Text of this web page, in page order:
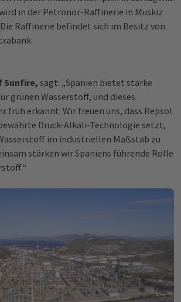
in der Petronor-Raffinerie in Muskiz
Raffinerie befindet sich im Besitz von
Sunfire, sagt: „Spanien bietet starke
grünen Wasserstoff, und dieses
früh erkannt. Wir freuen uns, dass Repsol
Druck-Alkali-Technologie setzt,
im industriellen Maßstab zu
stärken wir Spaniens führende Rolle